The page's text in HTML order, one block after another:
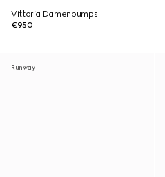
Vittoria Damenpumps
€950
Runway